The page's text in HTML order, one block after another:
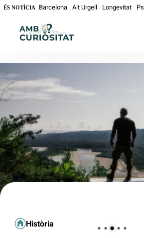
ÉS NOTÍCIA Barcelona Alt Urgell Longevitat
Història